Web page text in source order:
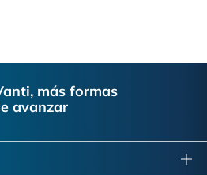
más formas
avanzar